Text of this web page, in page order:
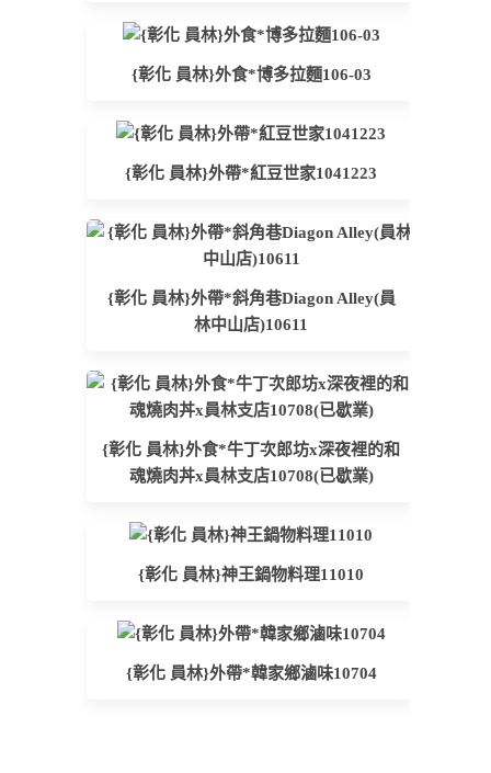
{彰化 員林}外食*博多拉麵106-03
{彰化 員林}外帶*紅豆世家1041223
{彰化 員林}外帶*斜角巷Diagon Alley(員
林中山店)10611
{彰化 員林}外食*牛丁次郎坊x深夜裡的和
魂燒肉丼x員林支店10708(已歇業)
{彰化 員林}神王鍋物料理11010
{彰化 員林}外帶*韓家鄉滷味10704